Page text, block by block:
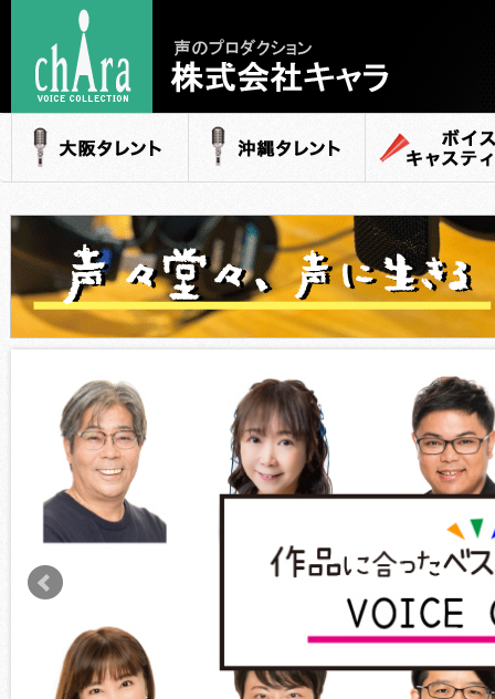
声のプロダクション
- 株式会社キャラ
大阪タレント 沖縄タレント ボイスキャステ